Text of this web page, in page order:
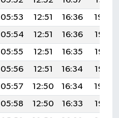
05:53 12:51 16:36
19:39
05:54 12:51 16:36
19:38
05:55 12:51 16:35
19:37
05:56 12:51 16:34
19:35
05:57 12:50 16:34
19:34
05:58 12:50 16:33
19:33